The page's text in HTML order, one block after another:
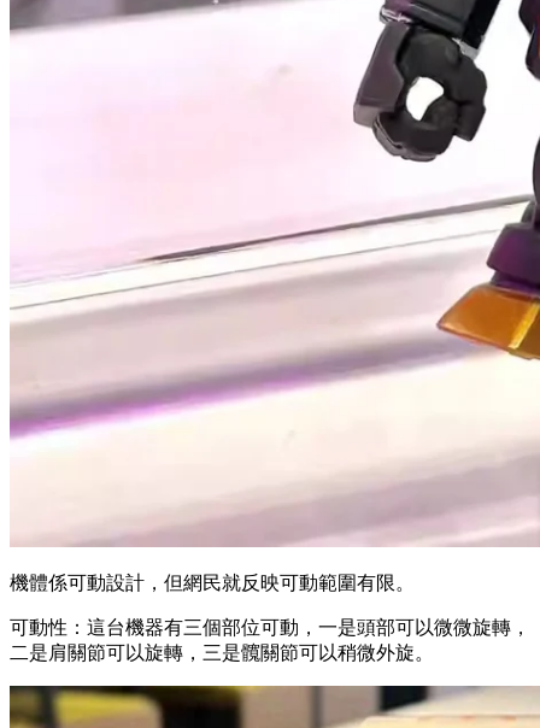
機體係可動設計，但網民就反映可動範圍有限。
可動性：這台機器有三個部位可動，一是頭部可以微微旋轉，
二是肩關節可以旋轉，三是髖關節可以稍微外旋。